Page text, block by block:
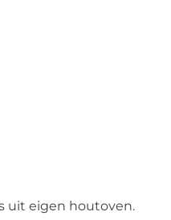
uit eigen houtoven.